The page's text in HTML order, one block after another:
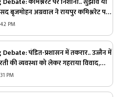
बृजमोहन अग्रवाल ने रायपुर कमिश्नरेट पर
में सिस्टम में सुधार की है जरूरत
PM
पंडित-प्रशासन में तकरार.. उज्जैन में
की व्यवस्था को लेकर गहराया विवाद,
लेकर क्यों उग्र हुए पंडित?
PM